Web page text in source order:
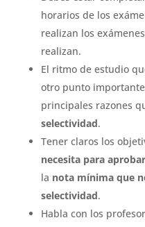
horarios de los
realizan los
realizan.
El ritmo de estudio
otro punto
principales razones
selectividad.
Tener claros los
necesita para
la nota mínima que
selectividad.
Habla con los